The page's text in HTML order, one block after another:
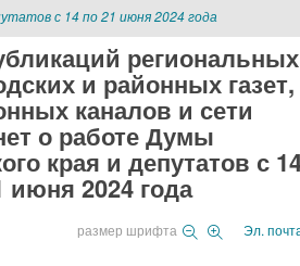
с 14 по 21 июня 2024 года
и районных газет,
каналов и сети
о работе Думы
края и депутатов с
июня 2024 года
размер шрифта Эл.